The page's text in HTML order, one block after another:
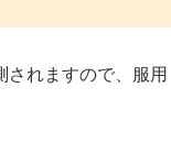
されますので、服用